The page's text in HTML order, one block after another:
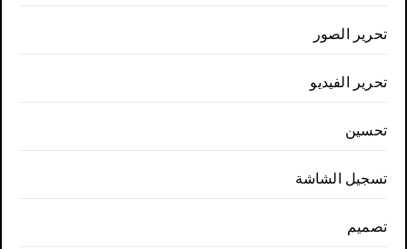
تحرير الصور
تحرير الفيديو
تحسين
تسجيل الشاشة
تصميم